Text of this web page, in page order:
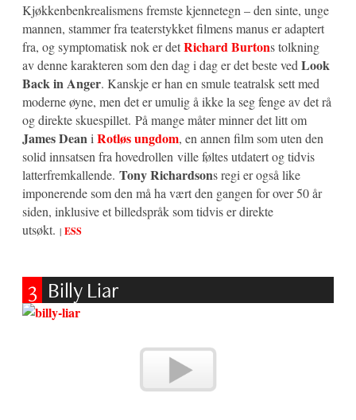
Kjøkkenbenkrealismens fremste kjennetegn – den sinte, unge
mannen, stammer fra teaterstykket filmens manus er adaptert
fra, og symptomatisk nok er detRichard Burtons tolkning
av denne karakteren som den dag i dag er det beste ved Look
Back in Anger. Kanskje er han en smule teatralsk sett med
moderne øyne, men det er umulig å ikke la seg fenge av det rå
og direkte skuespillet. På mange måter minner det litt om
James Deani Rotløs ungdom, en annen film som uten den
solid innsatsen fra hovedrollen ville føltes utdatert og tidvis
latterfremkallende. Tony Richardsons regi er også like
imponerende som den må ha vært den gangen for over 50 år
siden, inklusive et billedspråk som tidvis er direkte
utsøkt. | ESS
3 Billy Liar